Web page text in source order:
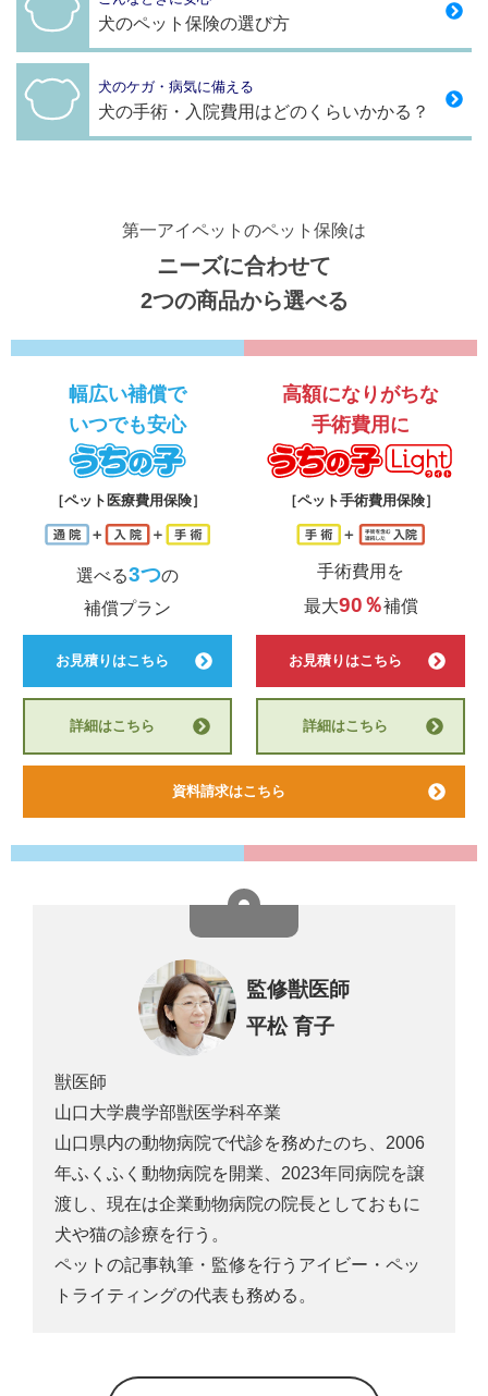
犬のペット保険の選び方
犬のケガ・病気に備える
犬の手術・入院費用はどのくらいかかる？
第一アイペットのペット保険は
ニーズに合わせて
2つの商品から選べる
幅広い補償で
いつでも安心
うちの子
［ペット医療費用保険］
選べる3つの
補償プラン
お見積りはこちら
高額になりがちな
手術費用に
［ペット手術費用保険］
手術費用を
最大90％補償
お見積りはこちら
詳細はこちら 詳細はこちら
資料請求はこちら
監修獣医師
平松 育子
獣医師
山口大学農学部獣医学科卒業
山口県内の動物病院で代診を務めたのち、2006
年ふくふく動物病院を開業、2023年同病院を譲
渡し、現在は企業動物病院の院長としておもに
犬や猫の診療を行う。
ペットの記事執筆・監修を行うアイビー・ペッ
トライティングの代表も務める。